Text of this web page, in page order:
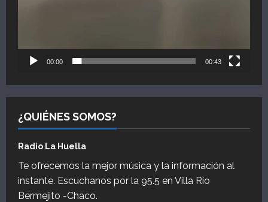
00:00 00:43
¿QUIÉNES SOMOS?
Radio La Huella
Te ofrecemos la mejor música y la información al
instante. Escuchanos por la 95.5 en Villa Río
Bermejito -Chaco.